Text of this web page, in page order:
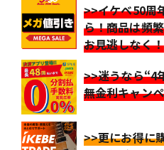
>>イケベ50周
ら！商品は頻
お見逃しなく！
>>迷うなら“4
無金利キャン
>>更にお得に